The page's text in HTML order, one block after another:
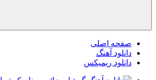
صفحه اصلی
دانلود آهنگ
دانلود ریمیکس